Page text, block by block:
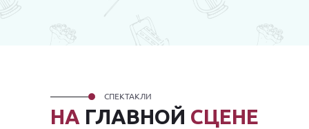
НА ГЛАВНОЙ СЦЕНЕ
СПЕКТАКЛИ